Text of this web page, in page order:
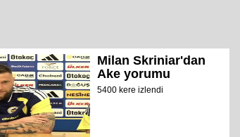
Milan Skriniar'dan
Ake yorumu
5400 kere izlendi